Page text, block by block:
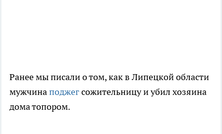
Ранее мы писали о том, как в Липецкой области
мужчинаподжегсожительницу и убил хозяина
дома топором.